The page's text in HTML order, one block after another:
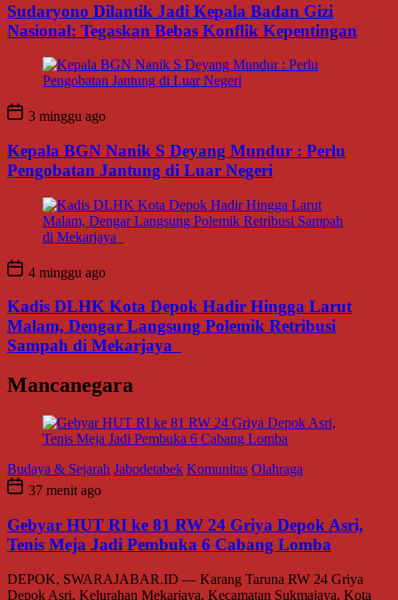
Sudaryono Dilantik Jadi Kepala Badan Gizi
Nasional: Tegaskan Bebas Konflik Kepentingan
3 minggu ago
Kepala BGN Nanik S Deyang Mundur : Perlu
Pengobatan Jantung di Luar Negeri
4 minggu ago
Kadis DLHK Kota Depok Hadir Hingga Larut
Malam, Dengar Langsung Polemik Retribusi
Sampah di Mekarjaya
Mancanegara
Budaya & Sejarah Jabodetabek Komunitas Olahraga
37 menit ago
Gebyar HUT RI ke 81 RW 24 Griya Depok Asri,
Tenis Meja Jadi Pembuka 6 Cabang Lomba
DEPOK, SWARAJABAR.ID — Karang Taruna RW 24 Griya
Depok Asri, Kelurahan Mekarjaya, Kecamatan Sukmajaya, Kota